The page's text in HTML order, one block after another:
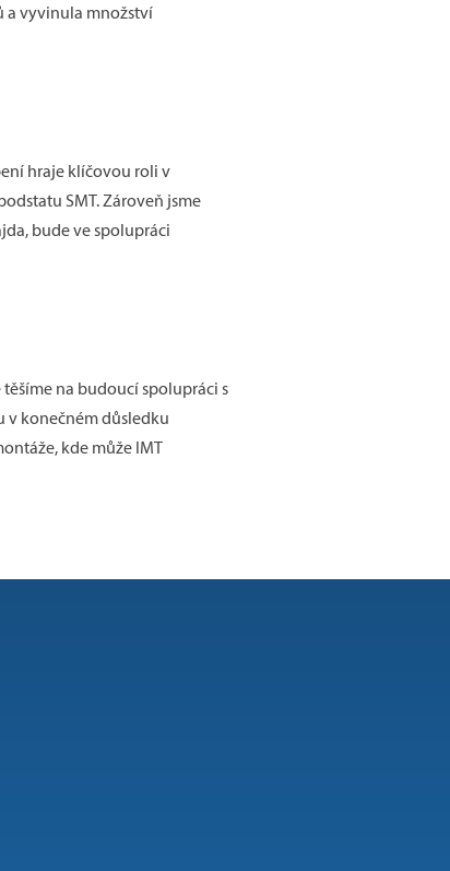
a vyvinula množství
hraje klíčovou roli v
SMT. Zároveň jsme
bude ve spolupráci
na budoucí spolupráci s
v konečném důsledku
kde může IMT